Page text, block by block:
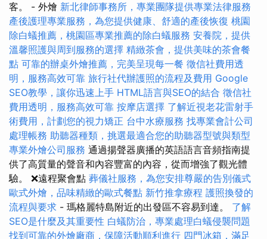
客。 - 外燴 新北律師事務所，專業團隊提供專業法律服務
產後護理專業服務，為您提供健康、舒適的產後恢復 桃園
除白蟻推薦，桃園區專業推薦的除白蟻服務 安養院，提供
溫馨照護與周到服務的選擇 精緻茶會，提供美味的茶會餐
點 可靠的辦桌外燴推薦，完美呈現每一餐 徵信社費用透
明，服務高效可靠 旅行社代辦護照的流程及費用 Google
SEO教學，讓你迅速上手 HTML語言與SEO的結合 徵信社
費用透明，服務高效可靠 按摩店選擇 了解近視老花雷射手
術費用，計劃您的視力矯正 台中水療服務 找專業會計公司
處理帳務 助聽器種類，挑選最適合您的助聽器型號與類型
專業外燴公司服務 通過揚聲器廣播的英語語言音頻指南提
供了高質量的聲音和內容豐富的內容，從而增強了觀光體
驗。 ❌遠程聚會點 葬儀社服務，為您安排尊嚴的告別儀式
歐式外燴，品味精緻的歐式餐點 新竹推拿療程 護照換發的
流程與要求 - 瑪格麗特島附近的出發區不容易到達。 了解
SEO是什麼及其重要性 白蟻防治，專業處理白蟻侵襲問題
找到可靠的外燴廠商，保障活動順利進行 四門冰箱，滿足